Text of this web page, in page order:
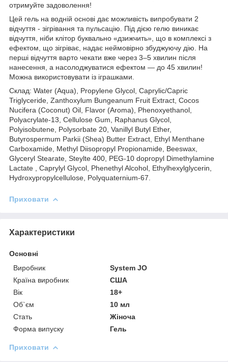
отримуйте задоволення!
Цей гель на водній основі дає можливість випробувати 2
відчуття - зігрівання та пульсацію. Під дією гелю виникає
відчуття, ніби клітор буквально «дзижчить», що в комплексі з
ефектом, що зігріває, надає неймовірно збуджуючу дію. На
перші відчуття варто чекати вже через 3–5 хвилин після
нанесення, а насолоджуватися ефектом — до 45 хвилин!
Можна використовувати із іграшками.
Склад: Water (Aqua), Propylene Glycol, Caprylic/Capric
Triglyceride, Zanthoxylum Bungeanum Fruit Extract, Cocos
Nucifera (Coconut) Oil, Flavor (Aroma), Phenoxyethanol,
Polyacrylate-13, Cellulose Gum, Raphanus Glycol,
Polyisobutene, Polysorbate 20, Vanillyl Butyl Ether,
Butyrospermum Parkii (Shea) Butter Extract, Ethyl Menthane
Carboxamide, Methyl Diisopropyl Propionamide, Beeswax,
Glyceryl Stearate, Steylte 400, PEG-10 dopropyl Dimethylamine
Lactate , Caprylyl Glycol, Phenethyl Alcohol, Ethylhexylglycerin,
Hydroxypropylcellulose, Polyquaternium-67.
Приховати
Характеристики
Основні
Виробник
System JO
Країна виробник
США
Вік
18+
Об`єм
10 мл
Стать
Жіноча
Форма випуску
Гель
Приховати